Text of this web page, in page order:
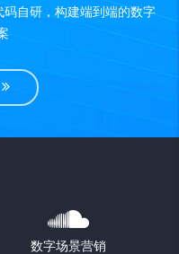
自研，构建端到端的数字
数字场景营销